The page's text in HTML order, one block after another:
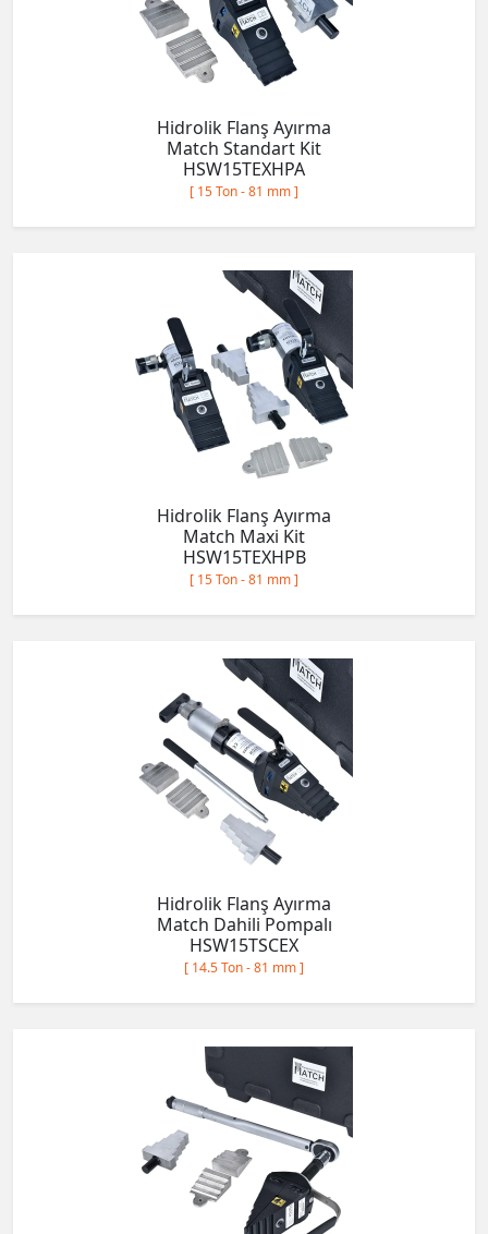
Hidrolik Flanş Ayırma
Match Standart Kit
HSW15TEXHPA
[ 15 Ton - 81 mm ]
Hidrolik Flanş Ayırma
Match Maxi Kit
HSW15TEXHPB
[ 15 Ton - 81 mm ]
Hidrolik Flanş Ayırma
Match Dahili Pompalı
HSW15TSCEX
[ 14.5 Ton - 81 mm ]